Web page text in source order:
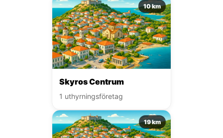
10 km
Skyros Centrum
1 uthyrningsföretag
19 km